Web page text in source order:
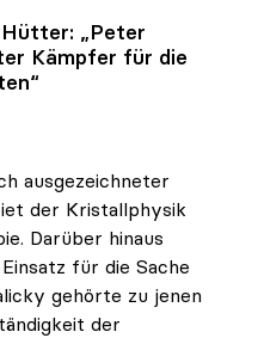
„Peter
Kämpfer für die
ausgezeichneter
der Kristallphysik
Darüber hinaus
für die Sache
gehörte zu jenen
der